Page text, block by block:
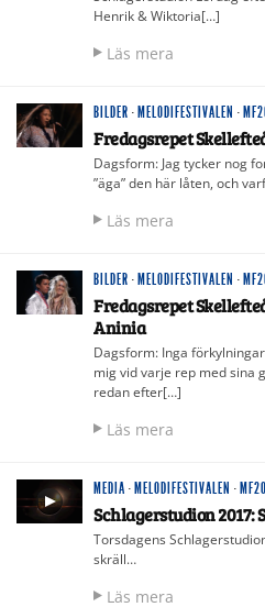
Henrik & Wiktoria[…]
Läs mera
BILDER · MELODIFESTIVALEN ·
Fredagsrepet
Dagsform: Jag tycker nog
”äga” den här låten, och
Läs mera
BILDER · MELODIFESTIVALEN ·
Fredagsrepet
Aninia
Dagsform: Inga
mig vid varje rep med sina
redan efter[…]
Läs mera
MEDIA · MELODIFESTIVALEN ·
Schlagerstudion 2017:
Torsdagens
skräll…
Läs mera